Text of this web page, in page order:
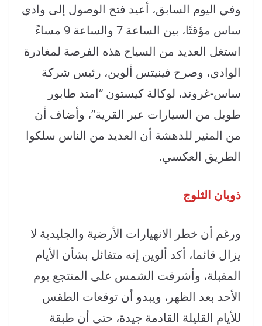
وفي اليوم السابق، أعيد فتح الوصول إلى وادي
ساس مؤقتًا، بين الساعة 7 والساعة 9 مساءً
استغل العديد من السياح هذه الفرصة لمغادرة
الوادي، وصرح فينيتس ألوين، رئيس شركة
ساس-غروند، لوكالة كيستون “امتد طابور
طويل من السيارات عبر القرية”، وأضاف أن
من المثير للدهشة أن العديد من الناس سلكوا
الطريق العكسي.
ذوبان الثلوج
ورغم أن خطر الانهيارات الأرضية والجليدية لا
يزال قائما، أكد ألوين إنه متفائل بشأن الأيام
المقبلة، وأشرقت الشمس على المنتجع يوم
الأحد بعد الظهر، ويبدو أن توقعات الطقس
للأيام القليلة القادمة جيدة، حتى أن طبقة